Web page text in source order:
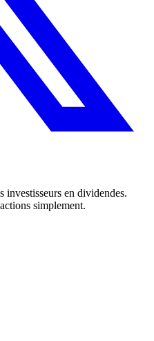
investisseurs en dividendes.
simplement.